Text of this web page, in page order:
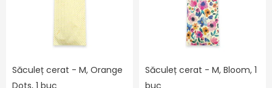
Săculeț cerat - M, Orange
Dots, 1 buc
Săculeț cerat - M, Bloom, 1
buc